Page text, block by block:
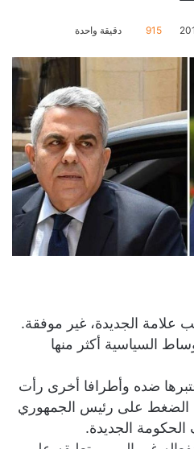
915 دقيقة واحدة
علامة الجديدة، غير موفقة.
السياسية أكثر منها
ضده وأطرافا أخرى رأت
الضغط على رئيس الجمهوري
الحكومة الجديدة.